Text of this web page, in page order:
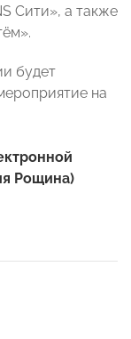
Сити», а также
будет
на
Рощина)